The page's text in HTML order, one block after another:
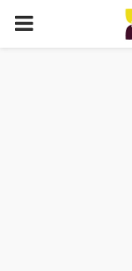
PRIMARY